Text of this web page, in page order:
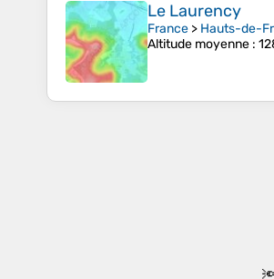
Le Laurency
France > Hauts-de-
Altitude moyenne :